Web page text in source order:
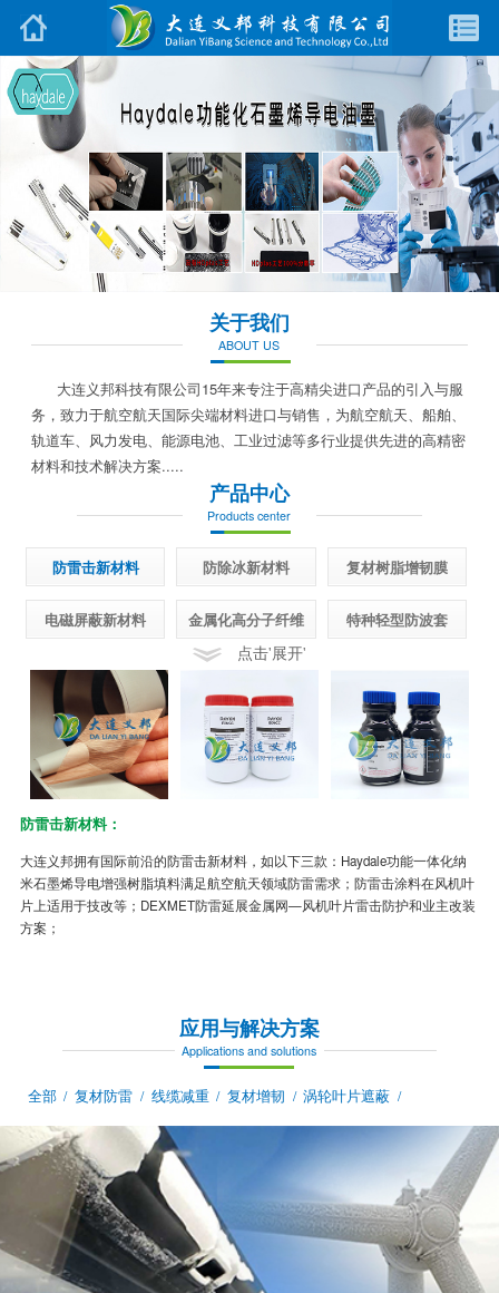
关于我们
ABOUT US
大连义邦科技有限公司15年来专注于高精尖进口产品的引入与服
务，致力于航空航天国际尖端材料进口与销售，为航空航天、船舶、
轨道车、风力发电、能源电池、工业过滤等多行业提供先进的高精密
材料和技术解决方案.....
产品中心
Products center
防雷击新材料 防除冰新材料 复材树脂增韧膜
电磁屏蔽新材料 金属化高分子纤维 特种轻型防波套
点击'展开'
防雷击新材料：
大连义邦拥有国际前沿的防雷击新材料，如以下三款：Haydale功能一体化纳
米石墨烯导电增强树脂填料满足航空航天领域防雷需求；防雷击涂料在风机叶
片上适用于技改等；DEXMET防雷延展金属网—风机叶片雷击防护和业主改装
方案；
应用与解决方案
Applications and solutions
全部 / 复材防雷 / 线缆减重 / 复材增韧 / 涡轮叶片遮蔽 /